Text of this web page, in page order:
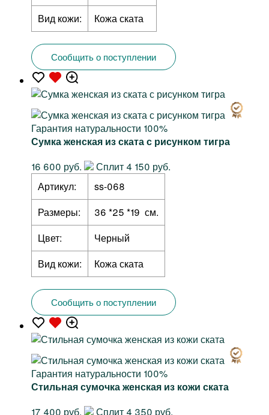
Вид кожи:
Кожа ската
Сообщить о поступлении
Гарантия натуральности 100%
Сумка женская из ската с рисунком тигра
16 600 руб.
Сплит 4 150 руб.
Артикул:
ss-068
Размеры:
36 *25 *19 см.
Цвет:
Черный
Вид кожи:
Кожа ската
Сообщить о поступлении
Гарантия натуральности 100%
Стильная сумочка женская из кожи ската
17 400 руб.
Сплит 4 350 руб.